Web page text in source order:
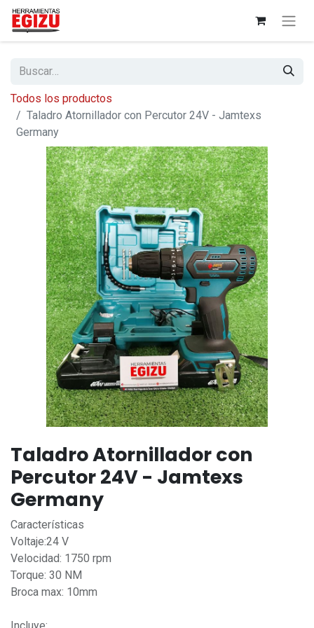
Todos los productos
Taladro Atornillador con Percutor 24V - Jamtexs
Germany
Taladro Atornillador con
Percutor 24V - Jamtexs
Germany
Características
Voltaje:24 V
Velocidad: 1750 rpm
Torque: 30 NM
Broca max: 10mm
Incluye: